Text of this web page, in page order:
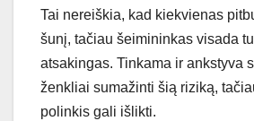
Tai nereiškia, kad kiekvienas
šunį, tačiau šeimininkas visada
atsakingas. Tinkama ir ankstyva
ženkliai sumažinti šią riziką,
polinkis gali išlikti.